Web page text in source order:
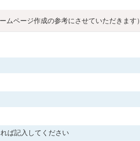
ムページ作成の参考にさせていただきます）
ば記入してください